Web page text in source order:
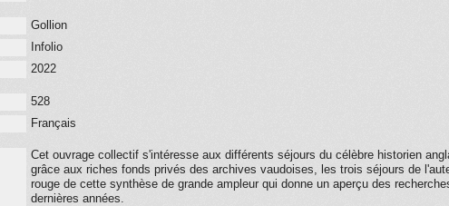
Gollion
Infolio
2022
528
Français
Cet ouvrage collectif s'intéresse aux différents séjours du célèbre historien
grâce aux riches fonds privés des archives vaudoises, les trois séjours de
rouge de cette synthèse de grande ampleur qui donne un aperçu des
dernières années.